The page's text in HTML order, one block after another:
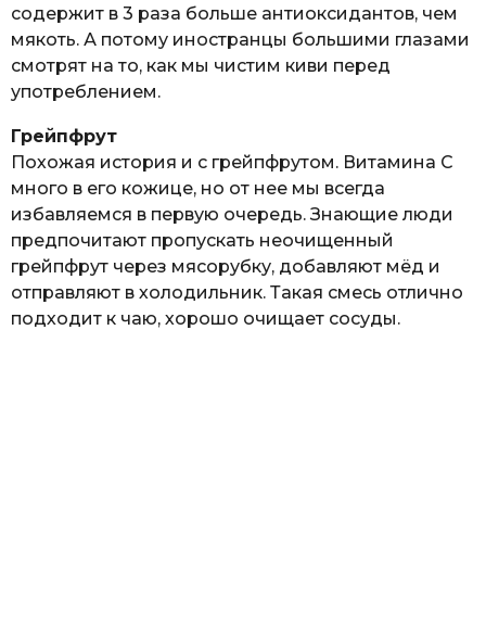
содержит в 3 раза больше антиоксидантов, чем
мякоть. А потому иностранцы большими глазами
смотрят на то, как мы чистим киви перед
употреблением.
Грейпфрут
Похожая история и с грейпфрутом. Витамина C
много в его кожице, но от нее мы всегда
избавляемся в первую очередь. Знающие люди
предпочитают пропускать неочищенный
грейпфрут через мясорубку, добавляют мёд и
отправляют в холодильник. Такая смесь отлично
подходит к чаю, хорошо очищает сосуды.